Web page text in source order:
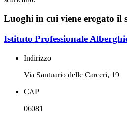
Luoghi in cui viene erogato il
Istituto Professionale
Indirizzo
Via Santuario delle Carceri, 19
CAP
06081